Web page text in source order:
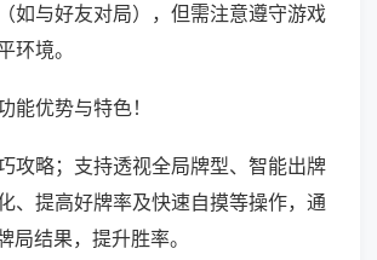
如与好友对局），但需注意遵守游戏
环境。
能优势与特色！
攻略；支持透视全局牌型、智能出牌
、提高好牌率及快速自摸等操作，通
局结果，提升胜率。